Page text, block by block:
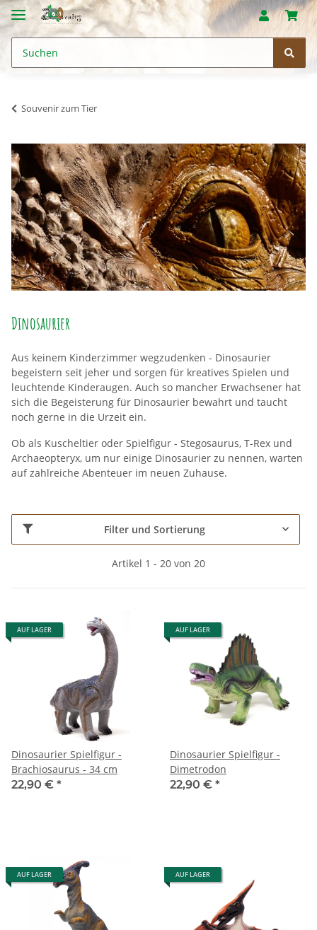
Souvenir zum Tier
Dinosaurier
Aus keinem Kinderzimmer wegzudenken - Dinosaurier
begeistern seit jeher und sorgen für kreatives Spielen und
leuchtende Kinderaugen. Auch so mancher Erwachsener hat
sich die Begeisterung für Dinosaurier bewahrt und taucht
noch gerne in die Urzeit ein.
Ob als Kuscheltier oder Spielfigur - Stegosaurus, T-Rex und
Archaeopteryx, um nur einige Dinosaurier zu nennen, warten
auf zahlreiche Abenteuer im neuen Zuhause.
Filter und Sortierung
Artikel 1 - 20 von 20
AUF LAGER
Dinosaurier Spielfigur -
Brachiosaurus - 34 cm
22,90 € *
AUF LAGER
Dinosaurier Spielfigur -
Dimetrodon
22,90 € *
AUF LAGER AUF LAGER